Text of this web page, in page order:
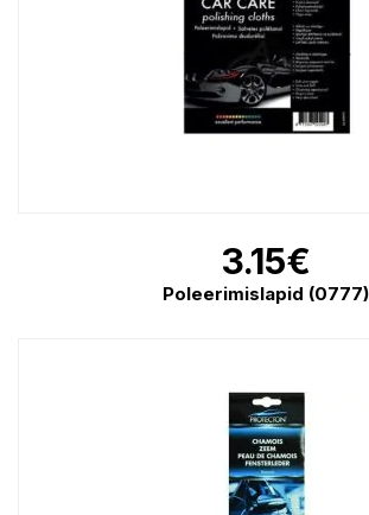
3.15€
Poleerimislapid (0777)